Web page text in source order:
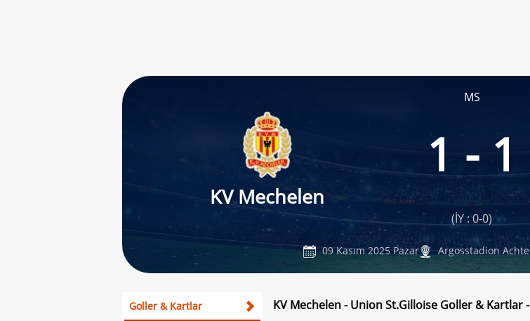
MS
KV Mechelen
1 - 1
(İY : 0-0)
09 Kasım 2025 Pazar Argosstadion
Goller & Kartlar KV Mechelen - Union St.Gilloise Goller & Kartlar -